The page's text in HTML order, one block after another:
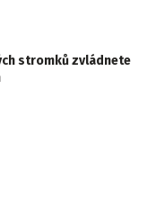
stromků zvládnete